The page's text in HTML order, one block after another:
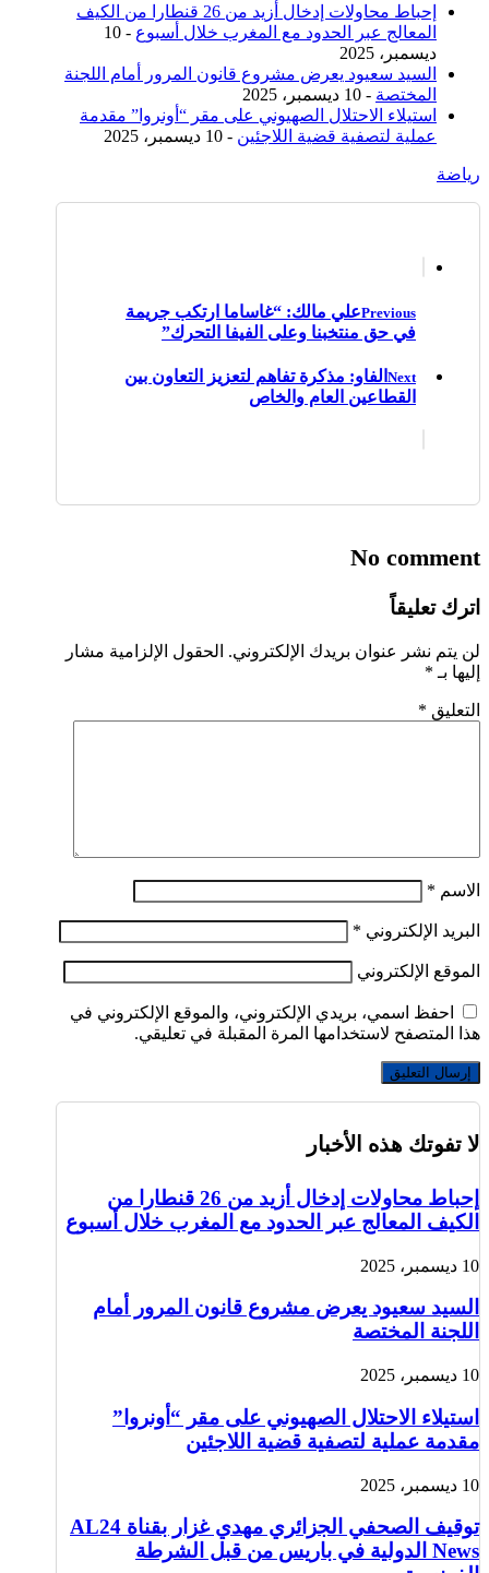
إحباط محاولات إدخال أزيد من 26 قنطارا من الكيف
المعالج عبر الحدود مع المغرب خلال أسبوع
- 10
ديسمبر، 2025
السيد سعيود يعرض مشروع قانون المرور أمام اللجنة
المختصة - 10 ديسمبر، 2025
استيلاء الاحتلال الصهيوني على مقر “أونروا” مقدمة
عملية لتصفية قضية اللاجئين - 10 ديسمبر، 2025
رياضة
Previousعلي مالك: “غاساما ارتكب جريمة
في حق منتخبنا وعلى الفيفا التحرك”
Next الفاو: مذكرة تفاهم لتعزيز التعاون بين
القطاعين العام والخاص
No comment
اترك تعليقاً
لن يتم نشر عنوان بريدك الإلكتروني. الحقول الإلزامية مشار
إليها بـ *
التعليق *
الاسم *
البريد الإلكتروني *
الموقع الإلكتروني
احفظ اسمي، بريدي الإلكتروني، والموقع الإلكتروني في
هذا المتصفح لاستخدامها المرة المقبلة في تعليقي.
لا تفوتك هذه الأخبار
إحباط محاولات إدخال أزيد من 26 قنطارا من
الكيف المعالج عبر الحدود مع المغرب خلال أسبوع
10 ديسمبر، 2025
السيد سعيود يعرض مشروع قانون المرور أمام
اللجنة المختصة
10 ديسمبر، 2025
استيلاء الاحتلال الصهيوني على مقر “أونروا”
مقدمة عملية لتصفية قضية اللاجئين
10 ديسمبر، 2025
توقيف الصحفي الجزائري مهدي غزار بقناة AL24
News الدولية في باريس من قبل الشرطة